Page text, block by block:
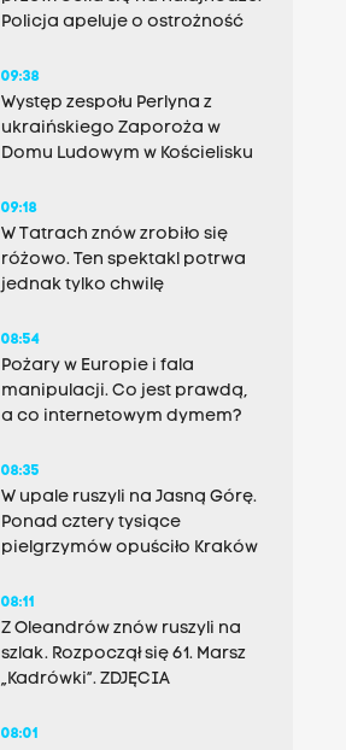
Policja apeluje o ostrożność
09:38
Występ zespołu Perlyna z
ukraińskiego Zaporoża w
Domu Ludowym w Kościelisku
09:18
W Tatrach znów zrobiło się
różowo. Ten spektakl potrwa
jednak tylko chwilę
08:54
Pożary w Europie i fala
manipulacji. Co jest prawdą,
a co internetowym dymem?
08:35
W upale ruszyli na Jasną Górę.
Ponad cztery tysiące
pielgrzymów opuściło Kraków
08:11
Z Oleandrów znów ruszyli na
szlak. Rozpoczął się 61. Marsz
„Kadrówki”. ZDJĘCIA
08:01